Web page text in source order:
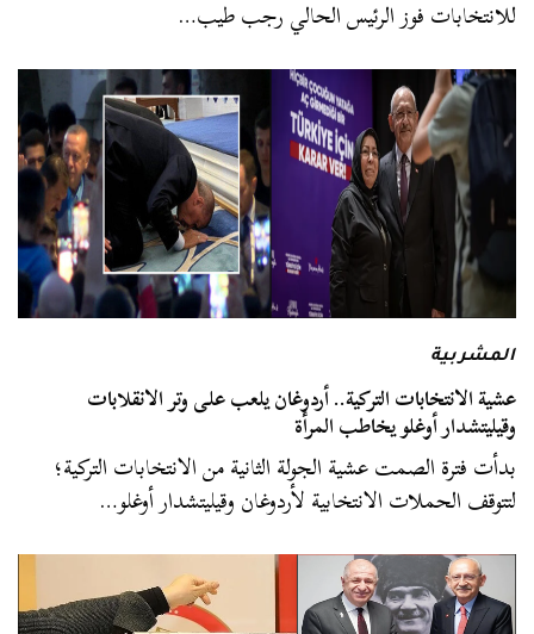
للانتخابات فوز الرئيس الحالي رجب طيب…
المشربية
عشية الانتخابات التركية.. أردوغان يلعب على وتر الانقلابات
وقيليتشدار أوغلو يخاطب المرأة
بدأت فترة الصمت عشية الجولة الثانية من الانتخابات التركية؛
لتتوقف الحملات الانتخابية لأردوغان وقيليتشدار أوغلو…